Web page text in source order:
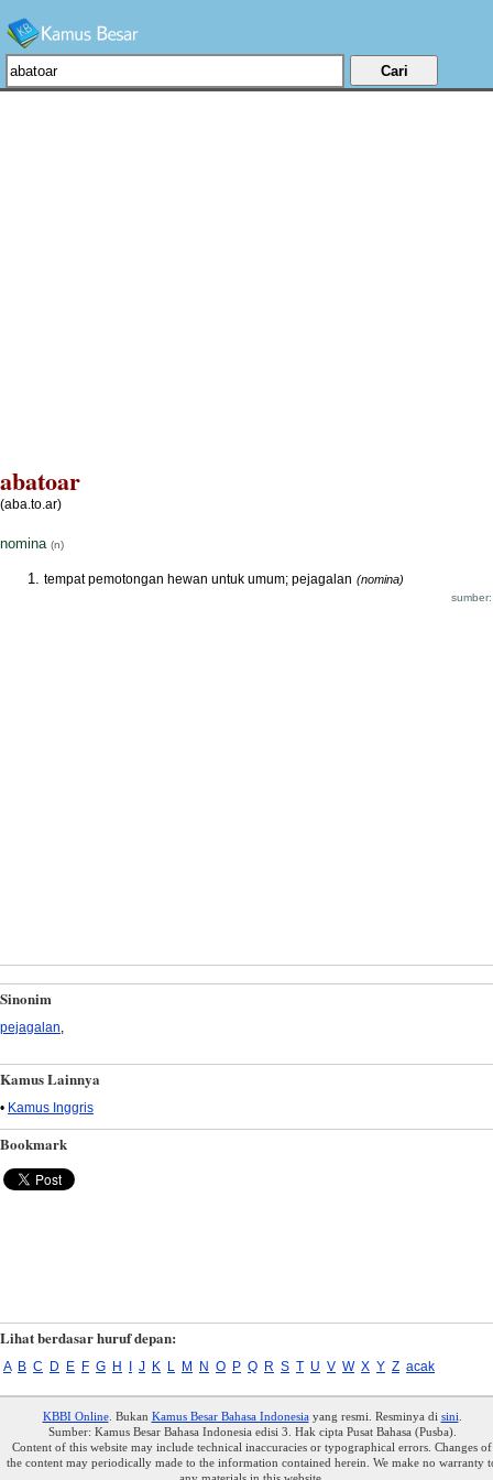
abatoar
(aba.to.ar)
nomina (n)
tempat pemotongan hewan untuk umum; pejagalan (nomina)
Sinonim
pejagalan
Kamus Lainnya
• Kamus Inggris
Bookmark
Lihat berdasar huruf depan:
A B C D E F G H J K L M N O P Q R S T U V W X Y Z acak
KBBI Online. Bukan Kamus Besar Bahasa Indonesiayang resmi. Resminya di sini
Sumber: Kamus Besar Bahasa Indonesia edisi 3. Hak cipta Pusat Bahasa (Pusba).
Content of this website may include technical inaccuracies or typographical errors. Changes of
the content may periodically made to the information contained herein. We make no warranty